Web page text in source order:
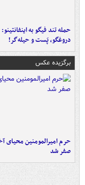
حمله تند فیگو به اینفانتینو:
دروغگو، پَست‌ و حیله‌گر!
برگزیده عکس
حرم امیرالمومنین محیای
صفر شد